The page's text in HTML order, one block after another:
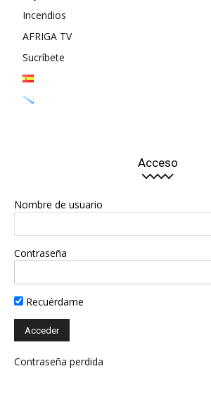
Incendios
AFRIGA TV
Sucríbete
Acceso
Nombre de usuario
Contraseña
Recuérdame
Contraseña perdida